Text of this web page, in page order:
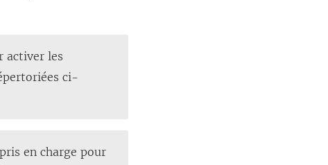
activer les
ci-
en charge pour